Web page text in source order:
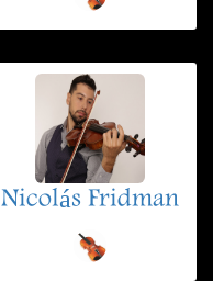
Nicolás Fridman